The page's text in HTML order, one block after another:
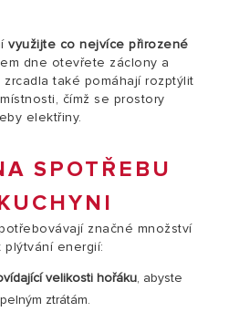
využijte co nejvíce přirozené
dne otevřete záclony a
také pomáhají rozptýlit
čímž se prostory
elektřiny.
SPOTŘEBU
značné množství
plýtvání energií:
velikosti hořáku, abyste
ztrátám.